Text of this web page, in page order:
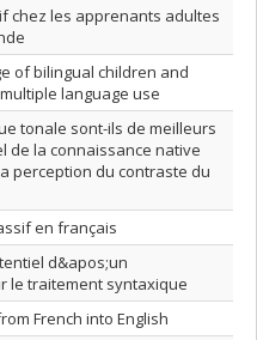
chez les apprenants adultes
of bilingual children and
language use
tonale sont-ils de meilleurs
de la connaissance native
perception du contraste du
en français
d&apos;un
le traitement syntaxique
French into English